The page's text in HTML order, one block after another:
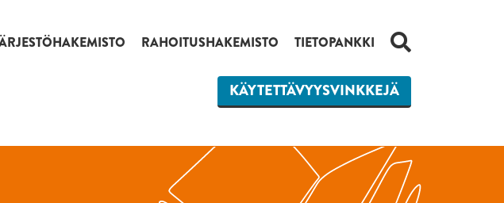
RAHOITUSHAKEMISTO TIETOPANKKI HAKU
KÄYTETTÄVYYSVINKKEJÄ